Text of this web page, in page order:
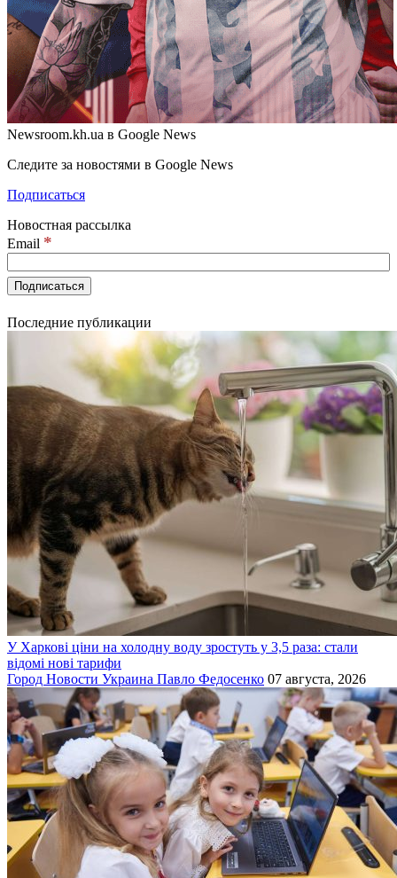
Newsroom.kh.ua в Google News
Следите за новостями в Google News
Подписаться
Новостная рассылка
Email *
Последние публикации
У Харкові ціни на холодну воду зростуть у 3,5 раза: стали
відомі нові тарифи
Город Новости Украина Павло Федосенко 07 августа, 2026